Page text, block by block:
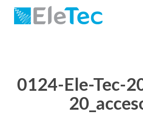
Salta
0124-Ele-Tec-